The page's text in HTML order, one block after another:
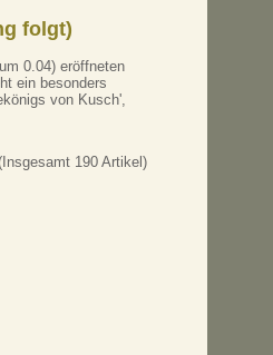
folgt)
0.04) eröffneten
ein besonders
von Kusch',
190 Artikel)